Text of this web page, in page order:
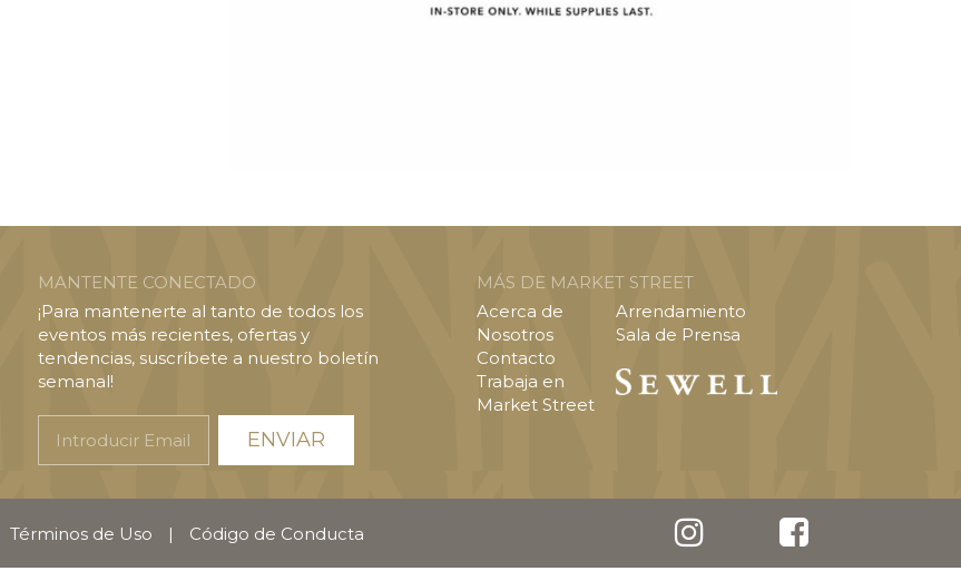
MANTENTE CONECTADO
¡Para mantenerte al tanto de todos los
eventos más recientes, ofertas y
tendencias, suscríbete a nuestro boletín
semanal!
Email
MÁS DE MARKET STREET
Acerca de
Nosotros
Contacto
Trabaja en
Market Street
Arrendamiento
Sala de Prensa
Términos de Uso | Código de Conducta